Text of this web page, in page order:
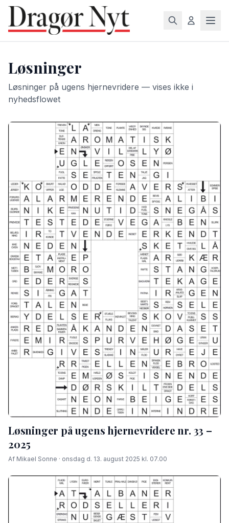
Løsninger
Løsninger på ugens hjernevridere — vises ikke i
nyhedsflowet
Løsninger på ugens hjernevridere nr. 33 –
2025
Af Mikael Sonne · onsdag d. 13. august 2025 kl. 07.00